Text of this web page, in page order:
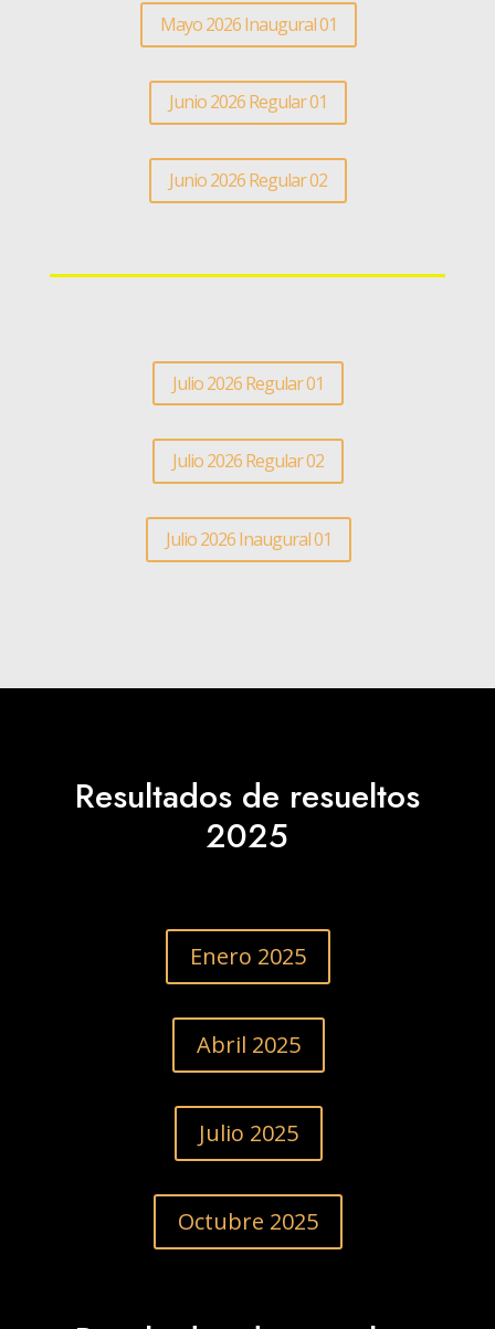
Mayo 2026 Inaugural 01
Junio 2026 Regular 01
Junio 2026 Regular 02
Julio 2026 Regular 01
Julio 2026 Regular 02
Julio 2026 Inaugural 01
Resultados de resueltos
2025
Enero 2025
Abril 2025
Julio 2025
Octubre 2025